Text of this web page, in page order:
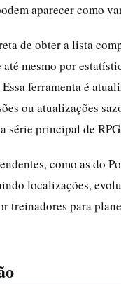
aparecer como
de obter a lista
mesmo por
ferramenta é
ou atualizações
série principal de
como as do
localizações,
treinadores para